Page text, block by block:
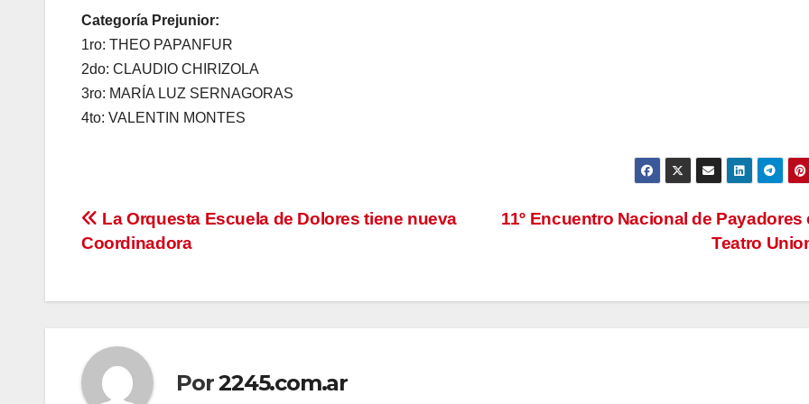
Categoría Prejunior:
1ro: THEO PAPANFUR
2do: CLAUDIO CHIRIZOLA
3ro: MARÍA LUZ SERNAGORAS
4to: VALENTIN MONTES
Navegación
entradas
11º Encuentro Nacional de Payadores
Teatro
La Orquesta Escuela de Dolores tiene nueva
Coordinadora
Por2245.com.ar